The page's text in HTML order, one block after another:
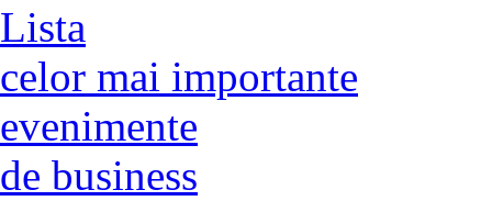
Lista
celor mai importante
evenimente
de business